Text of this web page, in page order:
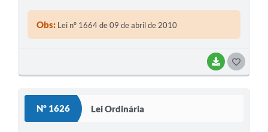
BAIXAR
Obs: Lei nº 1664 de 09 de abril de 2010
Nº 1626 Lei Ordinária